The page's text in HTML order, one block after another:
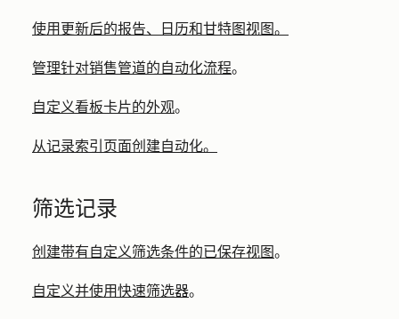
使用更新后的报告、日历和甘特图视图。
管理针对销售管道的自动化流程。
自定义看板卡片的外观。
从记录索引页面创建自动化。
筛选记录
创建带有自定义筛选条件的已保存视图。
自定义并使用快速筛选器。